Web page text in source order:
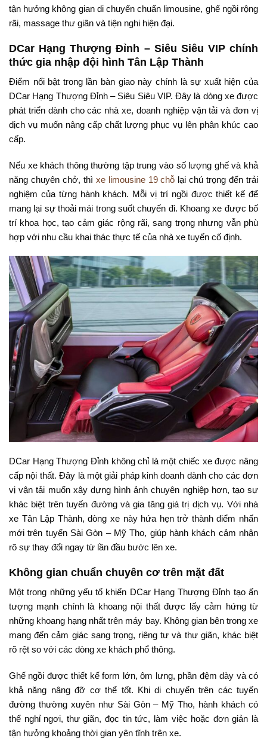
tận hưởng không gian di chuyển chuẩn limousine, ghế ngồi rộng
rãi, massage thư giãn và tiện nghi hiện đại.
DCar Hạng Thượng Đỉnh – Siêu Siêu VIP chính
thức gia nhập đội hình Tân Lập Thành
Điểm nổi bật trong lần bàn giao này chính là sự xuất hiện của
DCar Hạng Thượng Đỉnh – Siêu Siêu VIP. Đây là dòng xe được
phát triển dành cho các nhà xe, doanh nghiệp vận tải và đơn vị
dịch vụ muốn nâng cấp chất lượng phục vụ lên phân khúc cao
cấp.
Nếu xe khách thông thường tập trung vào số lượng ghế và khả
năng chuyên chở, thì xe limousine 19 chỗ lại chú trọng đến trải
nghiệm của từng hành khách. Mỗi vị trí ngồi được thiết kế để
mang lại sự thoải mái trong suốt chuyến đi. Khoang xe được bố
trí khoa học, tạo cảm giác rộng rãi, sang trọng nhưng vẫn phù
hợp với nhu cầu khai thác thực tế của nhà xe tuyến cố định.
DCar Hạng Thượng Đỉnh không chỉ là một chiếc xe được nâng
cấp nội thất. Đây là một giải pháp kinh doanh dành cho các đơn
vị vận tải muốn xây dựng hình ảnh chuyên nghiệp hơn, tạo sự
khác biệt trên tuyến đường và gia tăng giá trị dịch vụ. Với nhà
xe Tân Lập Thành, dòng xe này hứa hẹn trở thành điểm nhấn
mới trên tuyến Sài Gòn – Mỹ Tho, giúp hành khách cảm nhận
rõ sự thay đổi ngay từ lần đầu bước lên xe.
Không gian chuẩn chuyên cơ trên mặt đất
Một trong những yếu tố khiến DCar Hạng Thượng Đỉnh tạo ấn
tượng mạnh chính là khoang nội thất được lấy cảm hứng từ
những khoang hạng nhất trên máy bay. Không gian bên trong xe
mang đến cảm giác sang trọng, riêng tư và thư giãn, khác biệt
rõ rệt so với các dòng xe khách phổ thông.
Ghế ngồi được thiết kế form lớn, ôm lưng, phần đệm dày và có
khả năng nâng đỡ cơ thể tốt. Khi di chuyển trên các tuyến
đường thường xuyên như Sài Gòn – Mỹ Tho, hành khách có
thể nghỉ ngơi, thư giãn, đọc tin tức, làm việc hoặc đơn giản là
tận hưởng khoảng thời gian yên tĩnh trên xe.